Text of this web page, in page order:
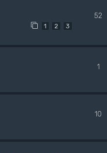
1 2 3
52
1
10